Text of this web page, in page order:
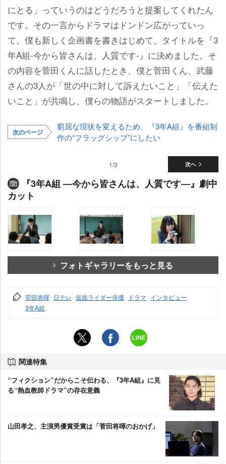
にとる」っていうのはどうだろうと提案してくれたん
です。その一言からドラマはドンドン広がっていっ
て、僕も新しく企画書を書きはじめて、タイトルを『3
年A組-今から皆さんは、人質です-』に決めました。そ
の内容を菅田くんに話したとき、僕と菅田くん、武藤
さんの3人が「世の中に対して訴えたいこと」「伝えた
いこと」が共鳴し、僕らの物語がスタートしました。
次のページ
窮屈な現状を変えるため、『3年A組』を番組制
作の“フラッグシップ”にしたい
次へ
1/3
『3年A組 ―今から皆さんは、人質です―』劇中
カット
フォトギャラリーをもっと見る
菅田将暉 日テレ 仮面ライダー俳優 ドラマ インタビュー
3年A組
関連特集
“フィクション”だからこそ伝わる、『3年A組』に見
る“熱血教師ドラマ”の存在意義
山田孝之、主演男優賞受賞は「菅田将暉のおかげ」